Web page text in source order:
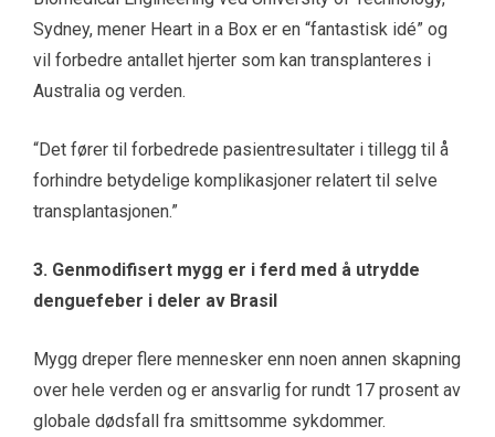
Sydney, mener Heart in a Box er en “fantastisk idé” og
vil forbedre antallet hjerter som kan transplanteres i
Australia og verden.
“Det fører til forbedrede pasientresultater i tillegg til å
forhindre betydelige komplikasjoner relatert til selve
transplantasjonen.”
3. Genmodifisert mygg er i ferd med å utrydde
denguefeber i deler av Brasil
Mygg dreper flere mennesker enn noen annen skapning
over hele verden og er ansvarlig for rundt 17 prosent av
globale dødsfall fra smittsomme sykdommer.